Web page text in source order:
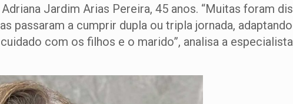
Jardim Arias Pereira, 45 anos. “Muitas foram
passaram a cumprir dupla ou tripla jornada,
com os filhos e o marido”, analisa a